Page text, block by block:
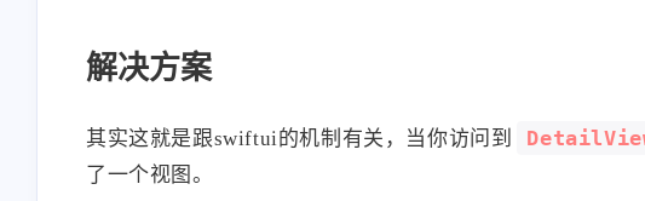
解决方案
其实这就是跟swiftui的机制有关，当你访问到
了一个视图。